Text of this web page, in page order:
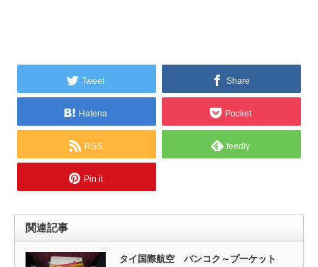
Tweet Share
Hatena Pocket
RSS feedly
Pin it
関連記事
タイ国際航空 バンコク～プーケット